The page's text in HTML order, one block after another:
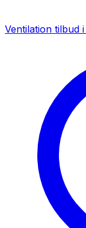
Ventilation tilbud i